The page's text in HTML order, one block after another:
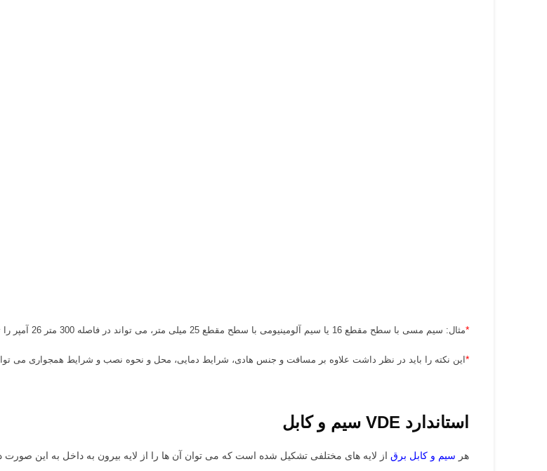
*مثال: سیم مسی با سطح مقطع 16 یا سیم آلومینیومی با سطح مقطع 25 میلی متر، می تواند در فاصله 300 متر 26 آمپر را تحمل کند.
*این نکته را باید در نظر داشت علاوه بر مسافت و جنس هادی، شرایط دمایی، محل و نحوه نصب و شرایط همجواری می
استاندارد VDE سیم و کابل
هر سیم و کابل برق از لایه های مختلفی تشکیل شده است که می توان آن ها را از لایه بیرون به داخل به این صورت